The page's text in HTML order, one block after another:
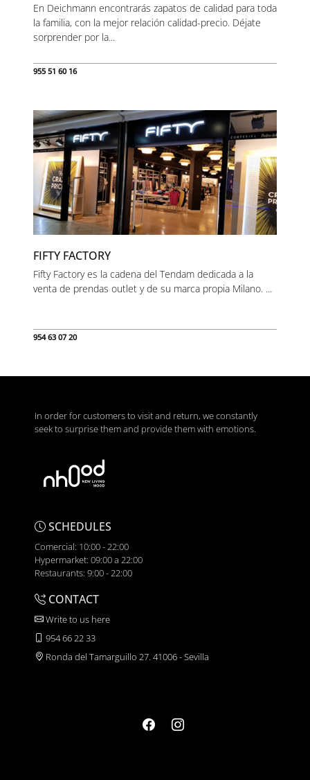
En Deichmann encontrarás zapatos de calidad para toda
la familia, con la mejor relación calidad-precio. Déjate
sorprender por la...
955 51 60 16
FIFTY FACTORY
Fifty Factory es la cadena del Tendam dedicada a la
venta de prendas outlet y de su marca propia Milano. ...
954 63 07 20
In order for customers to visit and return, we constantly
seek to surprise them and provide them with emotions.
SCHEDULES
Comercial: 10:00 - 22:00
Hypermarket: 09:00 a 22:00
Restaurants: 9:00 - 22:00
CONTACT
Write to us here
954 66 22 33
Ronda del Tamarguillo 27. 41006 - Sevilla